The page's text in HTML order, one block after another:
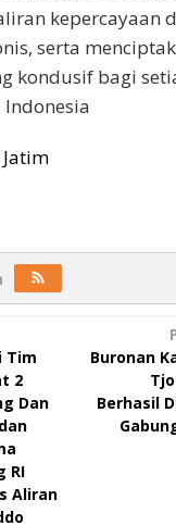
kepercayaan
serta
kondusif bagi
Tim
2
Dan
RI
Aliran
Buronan
Berhasil